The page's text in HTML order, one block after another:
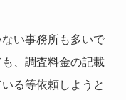
い事務所も多いで
、調査料金の記載
る等依頼しようと